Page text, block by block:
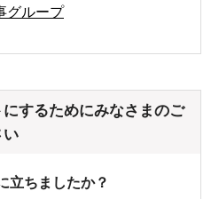
グループ
するためにみなさまのご
い
立ちましたか？